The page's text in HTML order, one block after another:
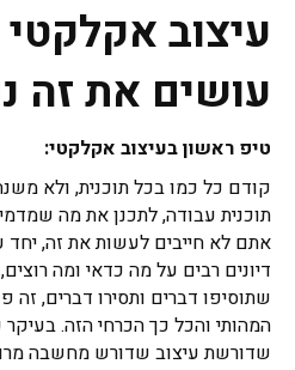
עיצוב
עושים את זה
טיפ ראשון בעיצוב אקלקטי:
קודם כל כמו בכל תוכנית, ולא
תוכנית עבודה, לתכנן את מה
אתם לא חייבים לעשות את זה,
דיונים רבים על מה כדאי ומה
שתוסיפו דברים ותסירו דברים,
המהותי והכל כך הכרחי הזה.
שדורשת עיצוב שדורש מחשבה